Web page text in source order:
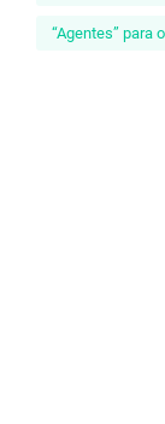
“Agentes” para